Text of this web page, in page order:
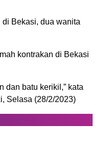
Bekasi, dua wanita
kontrakan di Bekasi
dan batu kerikil,” kata
Selasa (28/2/2023)